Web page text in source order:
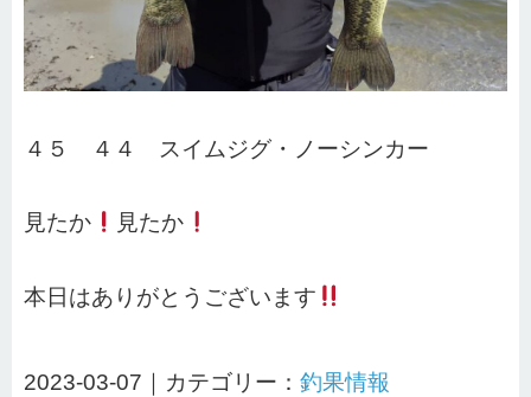
４５ ４４ スイムジグ・ノーシンカー
見たか 見たか
本日はありがとうございます
2023-03-07｜カテゴリー： 釣果情報